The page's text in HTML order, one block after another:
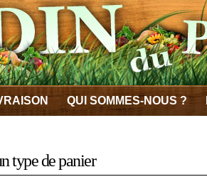
QUI SOMMES-NOUS ?
type de panier